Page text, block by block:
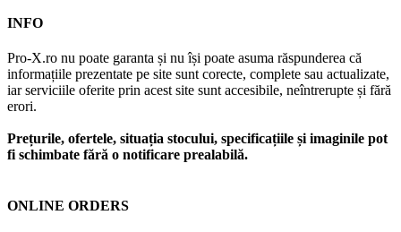
INFO
Pro-X.ro nu poate garanta și nu își poate asuma răspunderea că
informațiile prezentate pe site sunt corecte, complete sau actualizate,
iar serviciile oferite prin acest site sunt accesibile, neîntrerupte și fără
erori.
Prețurile, ofertele, situația stocului, specificațiile și imaginile pot
fi schimbate fără o notificare prealabilă.
ONLINE ORDERS